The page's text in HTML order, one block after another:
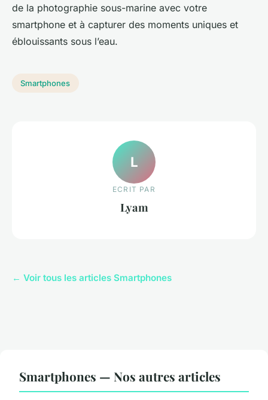
de la photographie sous-marine avec votre
smartphone et à capturer des moments uniques et
éblouissants sous l’eau.
Smartphones
L
ECRIT PAR
Lyam
← Voir tous les articles Smartphones
Smartphones — Nos autres articles